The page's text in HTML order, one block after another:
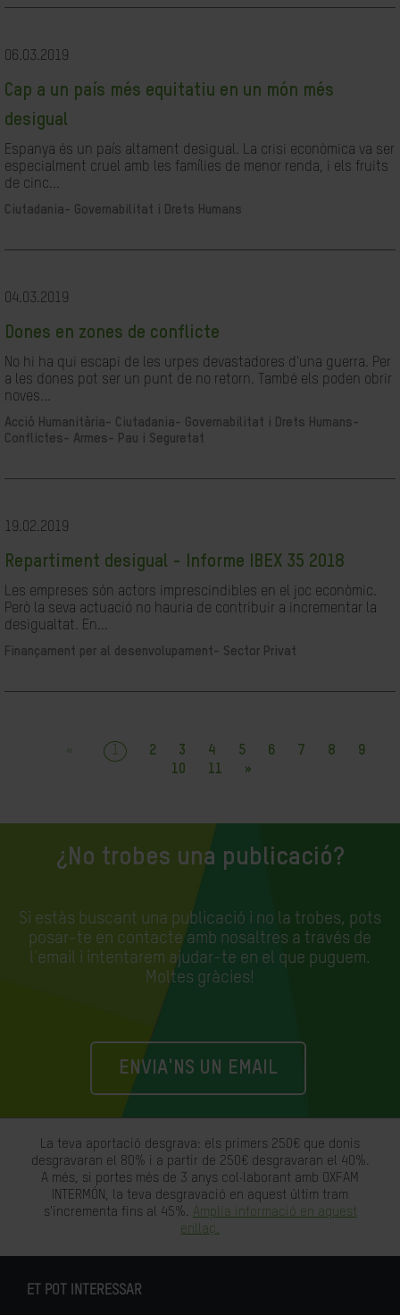
06.03.2019
Cap a un país més equitatiu en un món més
desigual
Espanya és un país altament desigual. La crisi econòmica va ser
especialment cruel amb les famílies de menor renda, i els fruits
de cinc...
Ciutadania- Governabilitat i Drets Humans
04.03.2019
Dones en zones de conflicte
No hi ha qui escapi de les urpes devastadores d'una guerra. Per
a les dones pot ser un punt de no retorn. També els poden obrir
noves...
Acció Humanitària-
Ciutadania- Governabilitat i Drets Humans-
Conflictes- Armes- Pau i Seguretat
19.02.2019
Repartiment desigual - Informe IBEX 35 2018
Les empreses són actors imprescindibles en el joc econòmic.
Però la seva actuació no hauria de contribuir a incrementar la
desigualtat. En...
Finançament per al desenvolupament- Sector Privat
« 1 2 3 4 5 6 7 8
9
10
11 »
¿No trobes una publicació?
Si estàs buscant una publicació i no la trobes, pots
posar-te en contacte amb nosaltres a través de
l'email i intentarem ajudar-te en el que puguem.
Moltes gràcies!
ENVIA'NS UN EMAIL
La teva aportació desgrava: els primers 250€ que donis
desgravaran el 80% i a partir de 250€ desgravaran el 40%.
A més, si portes més de 3 anys col·laborant amb OXFAM
INTERMÓN, la teva desgravació en aquest últim tram
s'incrementa fins al 45%. Amplia informació en aquest
enllaç.
ET POT INTERESSAR